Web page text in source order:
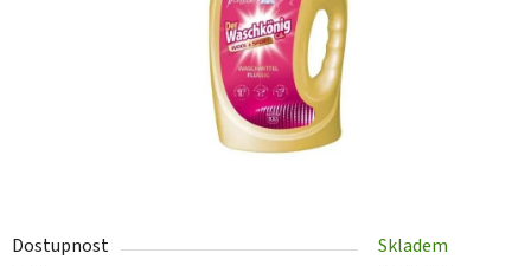
Dostupnost
Skladem